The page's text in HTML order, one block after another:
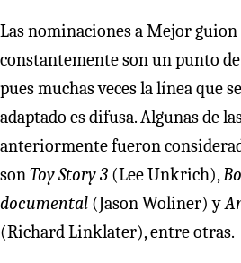
Las nominaciones a Mejor guion
constantemente son un punto
pues muchas veces la línea que
adaptado es difusa. Algunas de
anteriormente fueron
son Toy Story 3 (Lee Unkrich),
documental (Jason Woliner) y
(Richard Linklater), entre otras.